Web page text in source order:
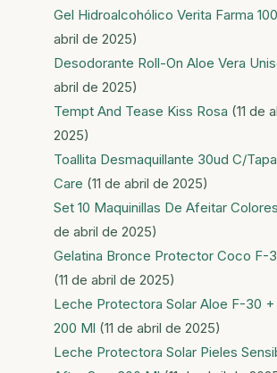
Gel Hidroalcohólico Verita Farma
abril de 2025)
Desodorante Roll-On Aloe Vera
abril de 2025)
Tempt And Tease Kiss Rosa (11 de
2025)
Toallita Desmaquillante 30ud C/
Care (11 de abril de 2025)
Set 10 Maquinillas De Afeitar
de abril de 2025)
Gelatina Bronce Protector Coco F-
(11 de abril de 2025)
Leche Protectora Solar Aloe F-30 +
200 Ml (11 de abril de 2025)
Leche Protectora Solar Pieles